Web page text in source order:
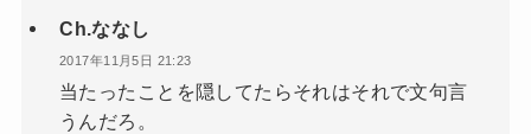
Ch.ななし
2017年11月5日 21:23
当たったことを隠してたらそれはそれで文句言
うんだろ。